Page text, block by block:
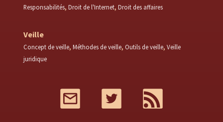
Responsabilités Droit de l'Internet Droit des affaires
Veille
Concept de veille Méthodes de veille Outils de veille Veille
juridique
Twitter